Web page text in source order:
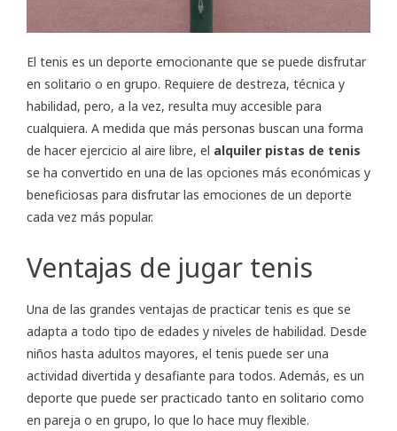
El tenis es un deporte emocionante que se puede disfrutar
en solitario o en grupo. Requiere de destreza, técnica y
habilidad, pero, a la vez, resulta muy accesible para
cualquiera. A medida que más personas buscan una forma
de hacer ejercicio al aire libre, el alquiler pistas de tenis
se ha convertido en una de las opciones más económicas y
beneficiosas para disfrutar las emociones de un deporte
cada vez más popular.
Ventajas de jugar tenis
Una de las grandes ventajas de practicar tenis es que se
adapta a todo tipo de edades y niveles de habilidad. Desde
niños hasta adultos mayores, el tenis puede ser una
actividad divertida y desafiante para todos. Además, es un
deporte que puede ser practicado tanto en solitario como
en pareja o en grupo, lo que lo hace muy flexible.